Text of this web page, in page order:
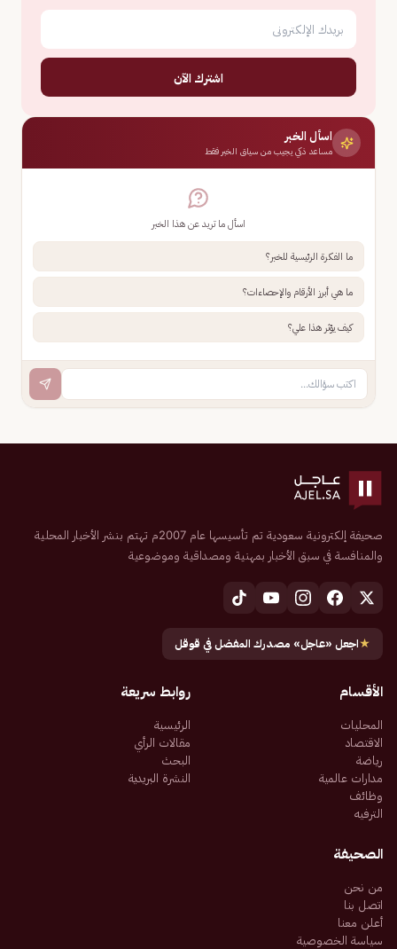
اشترك الآن
اسأل الخبر
مساعد ذكي يجيب من سياق الخبر فقط
اسأل ما تريد عن هذا الخبر
ما الفكرة الرئيسية للخبر؟
ما هي أبرز الأرقام والإحصاءات؟
كيف يؤثر هذا علي؟
صحيفة إلكترونية سعودية تم تأسيسها عام 2007م تهتم بنشر الأخبار المحلية
والمنافسة في سبق الأخبار بمهنية ومصداقية وموضوعية
★اجعل «عاجل» مصدرك المفضل في قوقل
الأقسام
المحليات
الاقتصاد
رياضة
مدارات عالمية
وظائف
الترفيه
روابط سريعة
الرئيسية
مقالات الرأي
البحث
النشرة البريدية
الصحيفة
من نحن
اتصل بنا
أعلن معنا
سياسة الخصوصية